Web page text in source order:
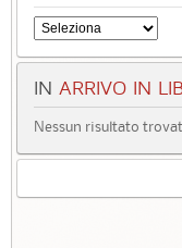
IN ARRIVO IN
Nessun risultato